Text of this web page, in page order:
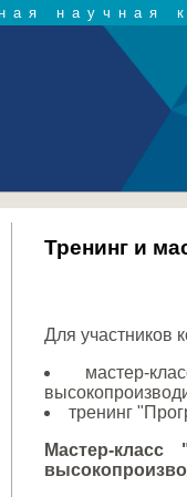
научная
Тренинг и
Для участников
мастер-
тренинг
Мастер-